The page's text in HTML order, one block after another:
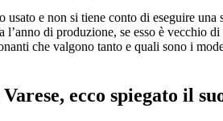
e non si tiene conto di eseguire
l’anno di produzione, se esso è vecchio
che valgono tanto e quali sono i
, ecco spiegato il